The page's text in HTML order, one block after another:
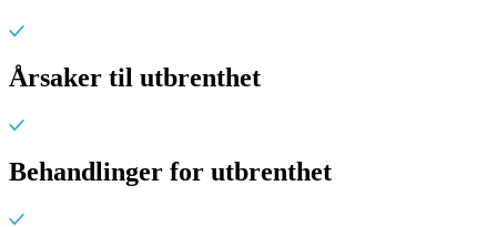
Årsaker til utbrenthet
Behandlinger for utbrenthet